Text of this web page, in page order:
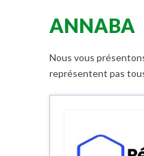
ANNABA
Nous vous
représentent pas